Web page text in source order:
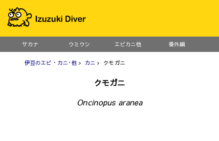
サカナ ウミウシ エビカニ他 番外編
伊豆のエビ・カニ･他> カニ > クモガニ
クモガニ
Oncinopus aranea